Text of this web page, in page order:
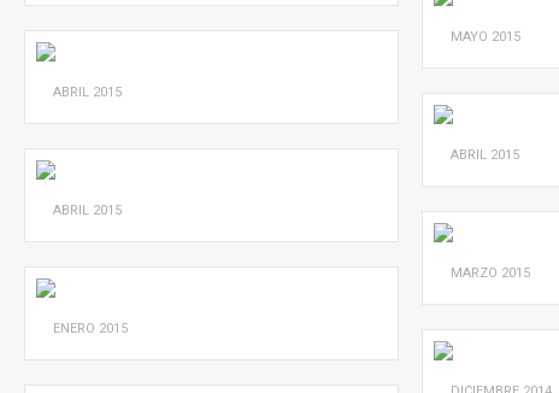
MAYO 2015
ABRIL 2015
ABRIL 2015
ABRIL 2015
MARZO 2015
ENERO 2015